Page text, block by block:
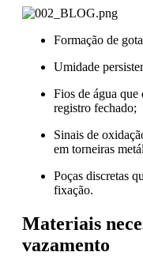
Formação de
Umidade
Fios de água que
registro fechado;
Sinais de
em torneiras
Poças discretas
fixação.
Materiais
vazamento